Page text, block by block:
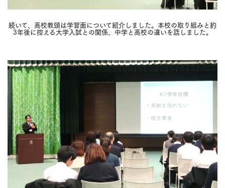
続いて、高校教頭は学習面について紹介しました。本校の取り組みと約
3年後に控える大学入試との関係、中学と高校の違いを話しました。